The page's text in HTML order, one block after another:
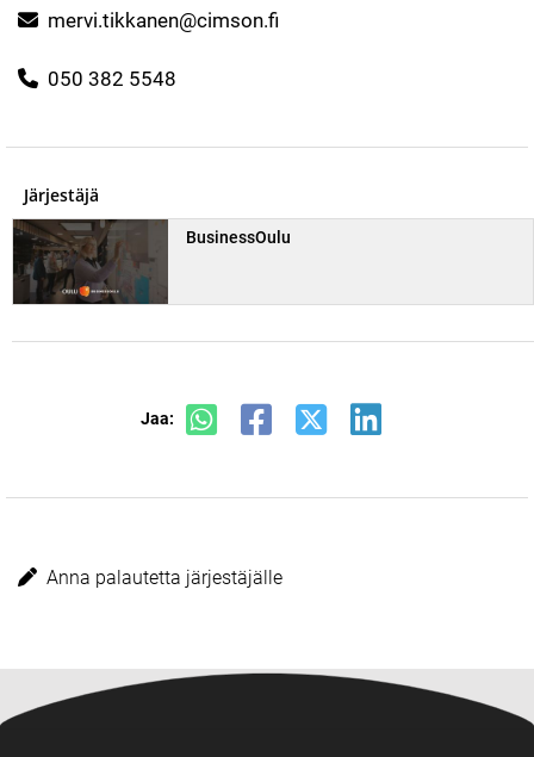
mervi.tikkanen@cimson.fi
050 382 5548
Järjestäjä
BusinessOulu
Jaa:
Anna palautetta järjestäjälle